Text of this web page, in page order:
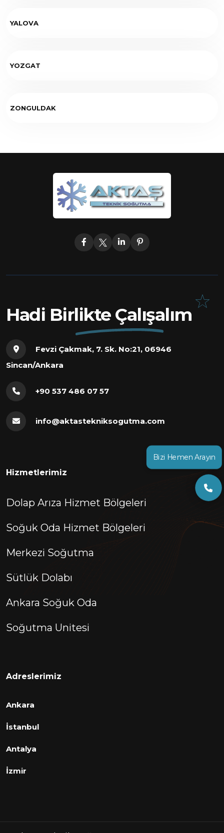
Bizi Hemen Arayın
YALOVA
YOZGAT
ZONGULDAK
Hadi Birlikte Çalışalım
Fevzi Çakmak, 7. Sk. No:21, 06946
Sincan/Ankara
+90 537 486 07 57
info@aktastekniksogutma.com
Hizmetlerimiz
Dolap Arıza Hizmet Bölgeleri
Soğuk Oda Hizmet Bölgeleri
Merkezi Soğutma
Sütlük Dolabı
Ankara Soğuk Oda
Soğutma Unitesi
Adreslerimiz
Ankara
İstanbul
Antalya
İzmir